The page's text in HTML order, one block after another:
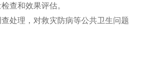
查和效果评估。
处理，对救灾防病等公共卫生问题